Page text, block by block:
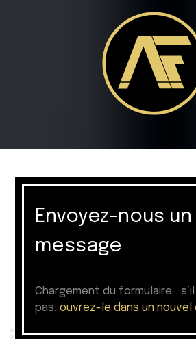
Envoyez-nous un
message
Chargement du formulaire…
pas,ouvrez-le dans un nouvel